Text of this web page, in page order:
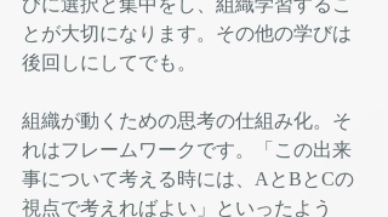
びに選択と集中をし、組織学習するこ
とが大切になります。その他の学びは
後回しにしてでも。
組織が動くための思考の仕組み化。そ
れはフレームワークです。「この出来
事について考える時には、AとBとCの
視点で考えればよい」といったよう